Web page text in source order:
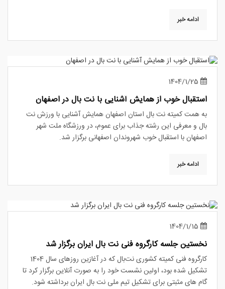
ادامه خبر
استقبال خوب از همایش آشنایی با نت بال در اصفهان
به همت کمیته نت بال استان اصفهان همایش آشنایی با ورزش نت
بال و معرفی این رشته جذاب برای عموم، در ورزشگاه ملت شهر
اصفهان با استقبال خوب شهروندان اصفهانی برگزار شد.
ادامه خبر
نخستین جلسه کارگروه فنی نت بال ایران برگزار شد
کارگروه فنی کمیته کشوری نت‌بال که در آغازین روزهای سال 1404
تشکیل شده بود، اولین نشست خود را به صورت آنلاین برگزار کرد تا
گام های مثبتی برای تشکیل تیم ملی نت بال ایران برداشته شود.